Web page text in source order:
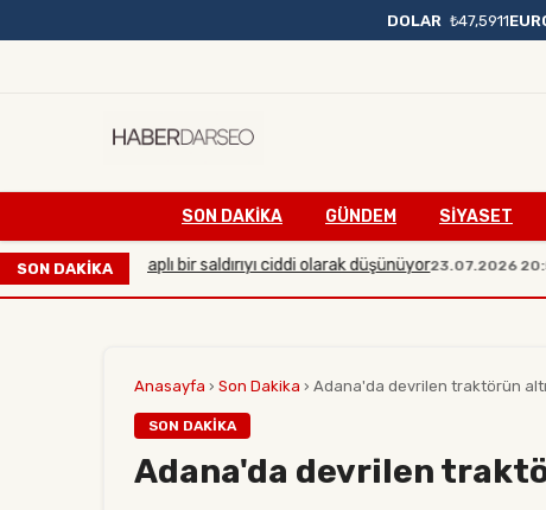
DOLAR ₺47,5911
SON DAKIKA GÜNDEM SİYASET
SON DAKİKA
büyük çaplı bir saldırıyı ciddi olarak düşünüyor23.07.2026 20:54
Anasayfa › Son Dakika › Adana'da devrilen traktörün
SON DAKIKA
Adana'da devrilen